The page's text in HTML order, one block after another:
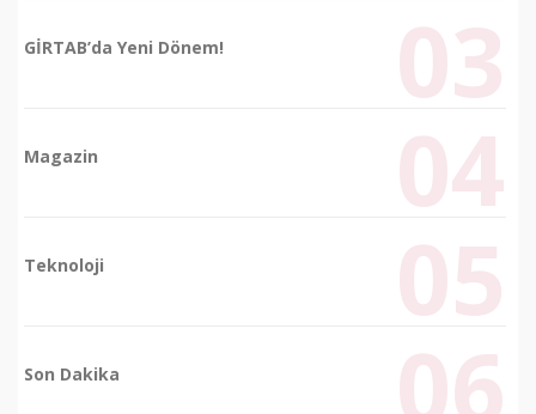
GİRTAB’da Yeni Dönem!
Magazin
Teknoloji
Son Dakika